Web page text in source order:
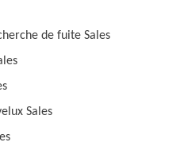
de fuite Sales
Sales